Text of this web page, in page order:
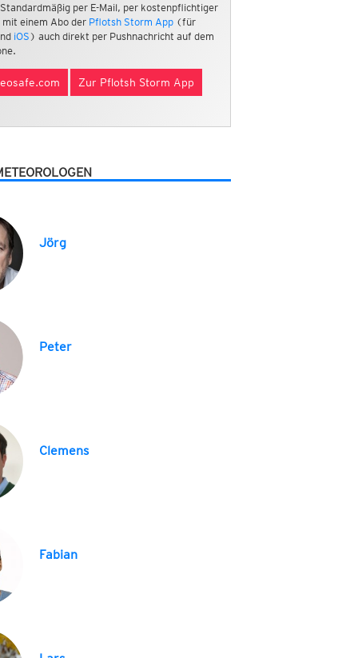
per E-Mail, per kostenpflichtiger
mit einem Abo der Pflotsh Storm App(für
iOS ) auch direkt per Pushnachricht auf dem
Zur Pflotsh Storm App
Jörg
Peter
Clemens
Fabian